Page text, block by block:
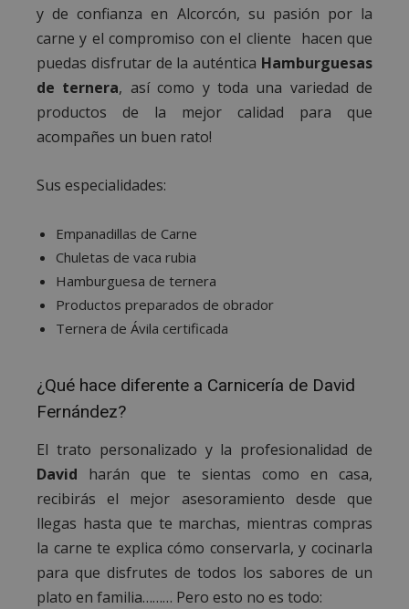
y de confianza en Alcorcón, su pasión por la
carne y el compromiso con el cliente hacen que
puedas disfrutar de la auténtica Hamburguesas
de ternera, así como y toda una variedad de
productos de la mejor calidad para que
acompañes un buen rato!
Sus especialidades:
Empanadillas de Carne
Chuletas de vaca rubia
Hamburguesa de ternera
Productos preparados de obrador
Ternera de Ávila certificada
¿Qué hace diferente a Carnicería de David
Fernández?
El trato personalizado y la profesionalidad de
David harán que te sientas como en casa,
recibirás el mejor asesoramiento desde que
llegas hasta que te marchas, mientras compras
la carne te explica cómo conservarla, y cocinarla
para que disfrutes de todos los sabores de un
plato en familia……… Pero esto no es todo: